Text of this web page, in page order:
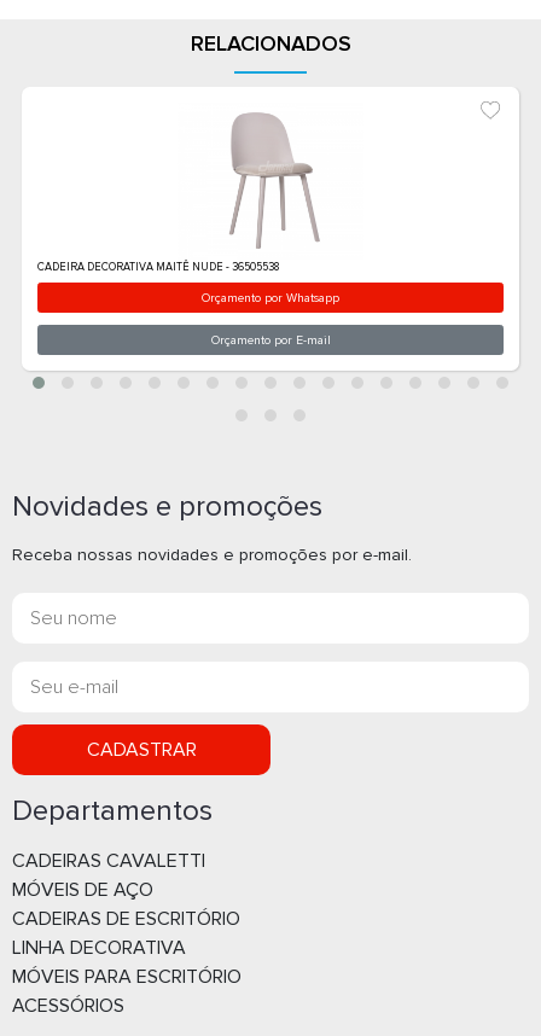
RELACIONADOS
Novidades e promoções
Receba nossas novidades e promoções por e-mail.
CADASTRAR
Departamentos
CADEIRAS CAVALETTI
MÓVEIS DE AÇO
CADEIRAS DE ESCRITÓRIO
LINHA DECORATIVA
MÓVEIS PARA ESCRITÓRIO
ACESSÓRIOS